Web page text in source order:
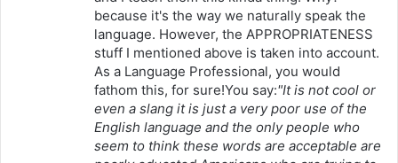
because it's the way we naturally speak the
language. However, the APPROPRIATENESS
stuff I mentioned above is taken into account.
As a Language Professional, you would
fathom this, for sure!You say:"It is not cool or
even a slang it is just a very poor use of the
English language and the only people who
seem to think these words are acceptable are